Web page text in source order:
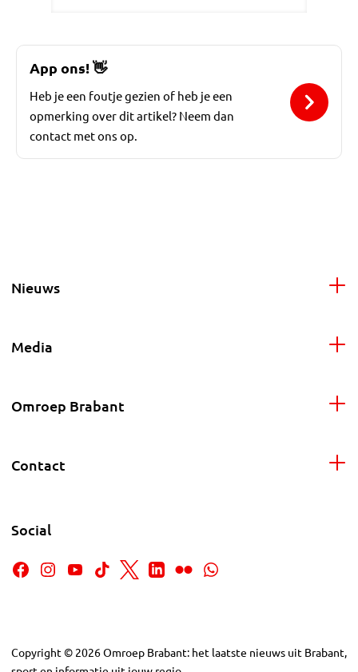
App ons!👋
Heb je een foutje gezien of heb je een
opmerking over dit artikel? Neem dan
contact met ons op.
Nieuws
Media
Omroep Brabant
Contact
Social
Copyright © 2026Omroep Brabant: het laatste nieuws uit Brabant,